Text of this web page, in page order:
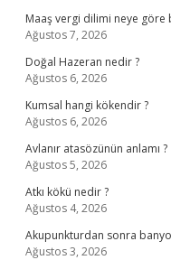
Maaş vergi dilimi neye göre
Ağustos 7, 2026
Doğal Hazeran nedir ?
Ağustos 6, 2026
Kumsal hangi kökendir ?
Ağustos 6, 2026
Avlanır atasözünün anlamı ?
Ağustos 5, 2026
Atkı kökü nedir ?
Ağustos 4, 2026
Akupunkturdan sonra banyo
Ağustos 3, 2026